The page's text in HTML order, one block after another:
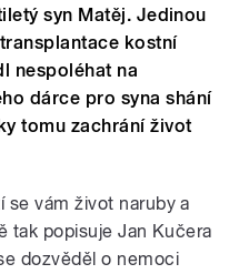
syn Matěj. Jedinou
kostní
nespoléhat na
dárce pro syna shání
tomu zachrání život
se vám život naruby a
tak popisuje Jan Kučera
dozvěděl o nemoci